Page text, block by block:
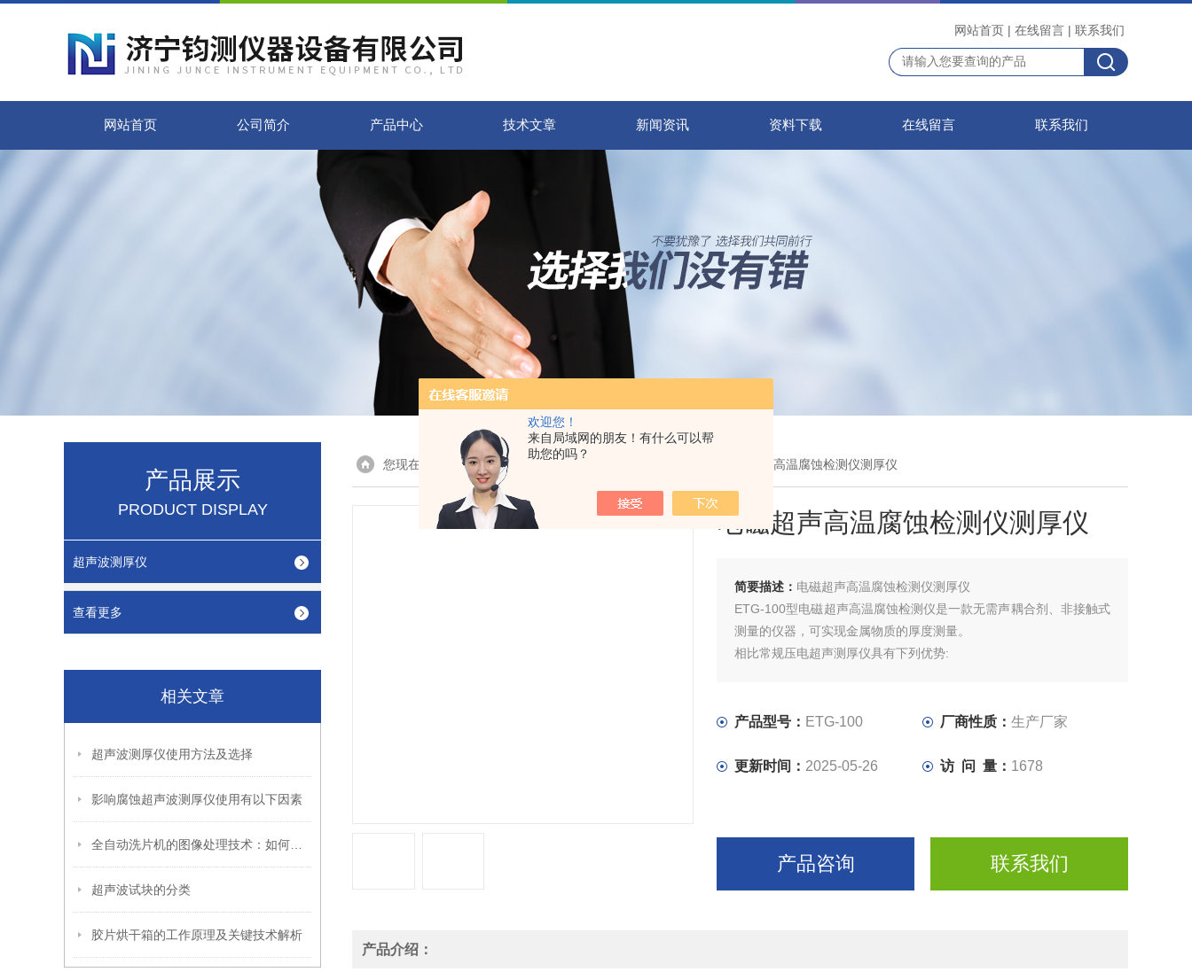
欢迎您！
来自局域网的朋友！有什么可以帮
助您的吗？
网站首页 | 在线留言 | 联系我们
网站首页 公司简介 产品中心 技术文章 新闻资讯 资料下载 在线留言 联系我们
产品展示
PRODUCT DISPLAY
超声波测厚仪
查看更多
相关文章
超声波测厚仪使用方法及选择
影响腐蚀超声波测厚仪使用有以下因素
超声波试块的分类
胶片烘干箱的工作原理及关键技术解析
您现在的位置：首页> 产品展示 > > > ETG-100电磁超声高温腐蚀检测仪测厚仪
电磁超声高温腐蚀检测仪测厚仪
简要描述： 电磁超声高温腐蚀检测仪测厚仪
ETG-100型电磁超声高温腐蚀检测仪是一款无需声耦合剂、非接触式
测量的仪器，可实现金属物质的厚度测量。
相比常规压电超声测厚仪具有下列优势:
(3)无需声耦合剂，可实现高温工件的测量，可实现高温报警、温度
产品型号： ETG-100 厂商性质：生产厂家
更新时间： 2025-05-26 访 问 量： 1678
产品咨询 联系我们
产品介绍：